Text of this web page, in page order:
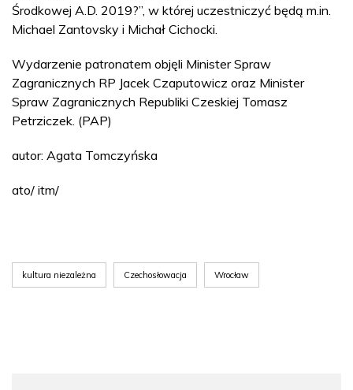
Środkowej A.D. 2019?”, w której uczestniczyć będą m.in.
Michael Zantovsky i Michał Cichocki.
Wydarzenie patronatem objęli Minister Spraw
Zagranicznych RP Jacek Czaputowicz oraz Minister
Spraw Zagranicznych Republiki Czeskiej Tomasz
Petrziczek. (PAP)
autor: Agata Tomczyńska
ato/ itm/
kultura niezależna Czechosłowacja Wrocław